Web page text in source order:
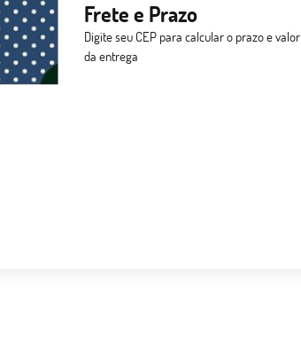
Frete e Prazo
Digite seu CEP para calcular o prazo e valor
da entrega